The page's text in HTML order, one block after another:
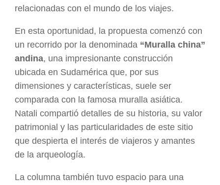
relacionadas con el mundo de los viajes.
En esta oportunidad, la propuesta comenzó con
un recorrido por la denominada “Muralla china”
andina, una impresionante construcción
ubicada en Sudamérica que, por sus
dimensiones y características, suele ser
comparada con la famosa muralla asiática.
Natali compartió detalles de su historia, su valor
patrimonial y las particularidades de este sitio
que despierta el interés de viajeros y amantes
de la arqueología.
La columna también tuvo espacio para una